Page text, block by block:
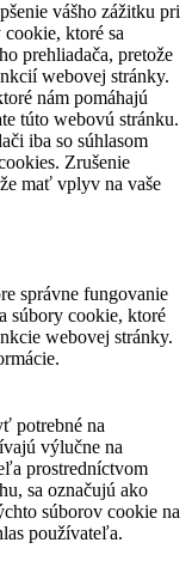
vášho zážitku pri
ktoré sa
prehliadača, pretože
webovej stránky.
nám pomáhajú
túto webovú stránku.
iba so súhlasom
Zrušenie
mať vplyv na vaše
správne fungovanie
súbory cookie, ktoré
webovej stránky.
potrebné na
výlučne na
prostredníctvom
sa označujú ako
súborov cookie na
používateľa.